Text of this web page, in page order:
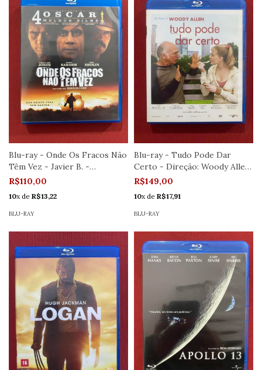
Blu-ray - Onde Os Fracos Não
Têm Vez - Javier B. -
Seminovo
R$110,00
10x de R$13,22
BLU-RAY
Blu-ray - Tudo Pode Dar
Certo - Direção: Woody Allen
- Semin
R$149,00
10x de R$17,91
BLU-RAY